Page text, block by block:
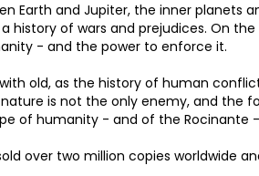
Earth and Jupiter, the inner planets
history of wars and prejudices. On
- and the power to enforce it.
old, as the history of human
is not the only enemy, and the
of humanity - and of the Rocinante
over two million copies worldwide